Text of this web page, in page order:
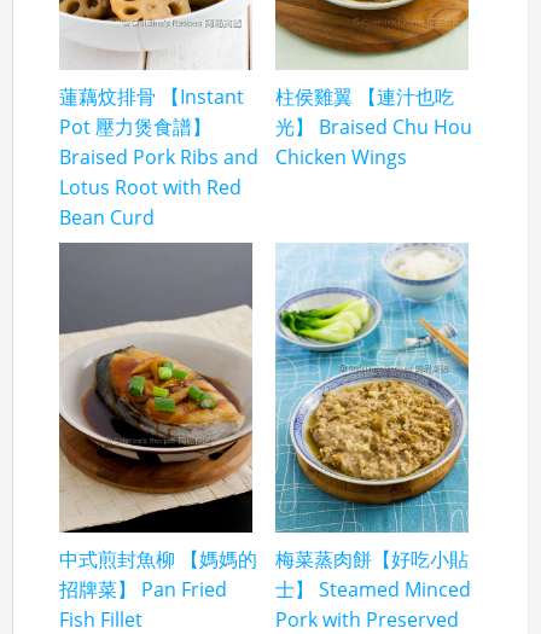
蓮藕炆排骨 【Instant
Pot 壓力煲食譜】
Braised Pork Ribs and
Lotus Root with Red
Bean Curd
柱侯雞翼 【連汁也吃
光】 Braised Chu Hou
Chicken Wings
中式煎封魚柳 【媽媽的
招牌菜】 Pan Fried
Fish Fillet
梅菜蒸肉餅【好吃小貼
士】 Steamed Minced
Pork with Preserved